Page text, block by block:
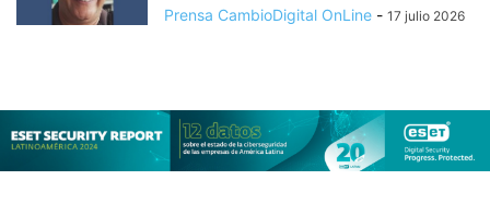
Prensa CambioDigital OnLine - 17 julio 2026